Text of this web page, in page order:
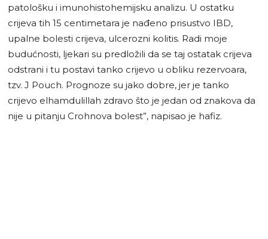
patološku i imunohistohemijsku analizu. U ostatku
crijeva tih 15 centimetara je nađeno prisustvo IBD,
upalne bolesti crijeva, ulcerozni kolitis. Radi moje
budućnosti, ljekari su predložili da se taj ostatak crijeva
odstrani i tu postavi tanko crijevo u obliku rezervoara,
tzv. J Pouch. Prognoze su jako dobre, jer je tanko
crijevo elhamdulillah zdravo što je jedan od znakova da
nije u pitanju Crohnova bolest”, napisao je hafiz.